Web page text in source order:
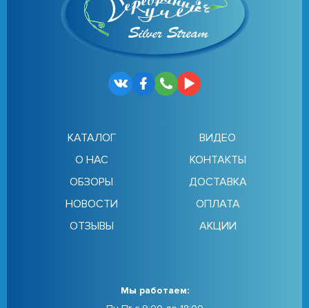
КАТАЛОГ
О НАС
ОБЗОРЫ
НОВОСТИ
ОТЗЫВЫ
ВИДЕО
КОНТАКТЫ
ДОСТАВКА
ОПЛАТА
АКЦИИ
Мы работаем: